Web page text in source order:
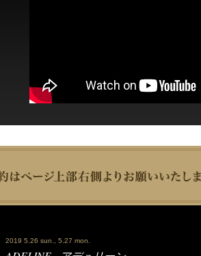
2019 5.26 sun., 5.27 mon.